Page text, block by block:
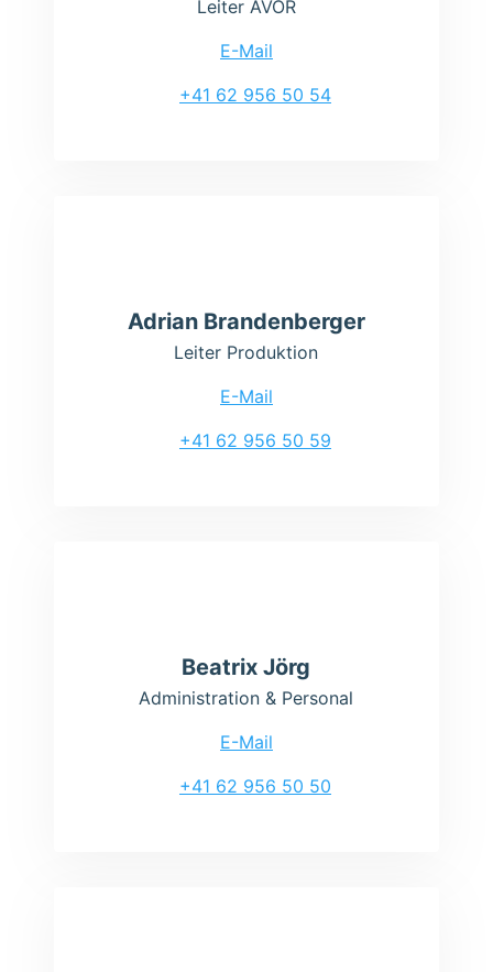
Leiter AVOR
E-Mail
+41 62 956 50 54
Adrian Brandenberger
Leiter Produktion
E-Mail
+41 62 956 50 59
Beatrix Jörg
Administration & Personal
E-Mail
+41 62 956 50 50